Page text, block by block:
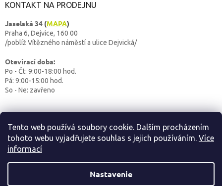
Tento web používá soubory cookie. Dalším procházením
tohoto webu vyjadřujete souhlas s jejich používáním. Více
informací
Nastavenie
KONTAKT NA PRODEJNU
Jaselská 34 (MAPA)
Praha 6, Dejvice, 160 00
/poblíž Vítězného náměstí a ulice Dejvická/
Otevírací doba:
Po - Čt: 9:00-18:00 hod.
Pá: 9:00-15:00 hod.
So - Ne: zavřeno
Copyright 2026OUTDOORBABY. Všetky práva vyhradené.